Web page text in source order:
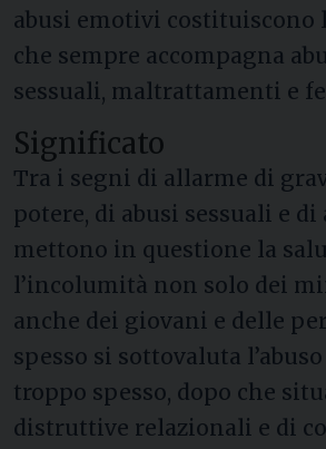
abusi emotivi costituiscono
che sempre accompagna
sessuali, maltrattamenti e
Significato
Tra i segni di allarme di
potere, di abusi sessuali e di
mettono in questione la
l’incolumità non solo dei
anche dei giovani e delle
spesso si sottovaluta
troppo spesso, dopo che
distruttive relazionali e di